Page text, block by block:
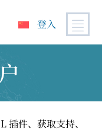
登入
件、获取支持、